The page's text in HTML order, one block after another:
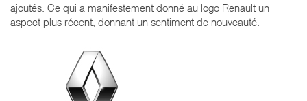
ajoutés. Ce qui a manifestement donné au logo Renault un
aspect plus récent, donnant un sentiment de nouveauté.